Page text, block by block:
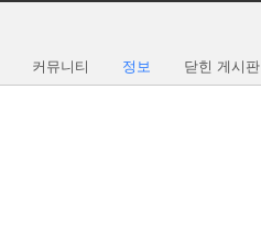
커뮤니티 정보 닫힌 게시판